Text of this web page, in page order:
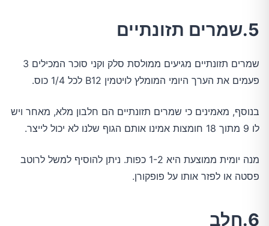
5.שמרים תזונתיים
שמרים תזונתיים מגיעים ממולסת סלק וקני סוכר המכילים 3
פעמים את הערך היומי המומלץ לויטמין B12 לכל 1/4 כוס.
בנוסף, מאמינים כי שמרים תזונתיים הם חלבון מלא, מאחר ויש
לו 9 מתוך 18 חומצות אמינו אותם הגוף שלנו לא יכול לייצר.
מנה יומית ממוצעת היא 1-2 כפות. ניתן להוסיף למשל לרוטב
פסטה או לפזר אותו על פופקורן.
6.חלב